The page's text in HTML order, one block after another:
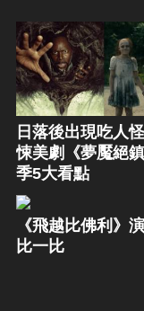
日落後出現吃人
悚美劇《夢魘絕
季5大看點
《飛越比佛利》
比一比